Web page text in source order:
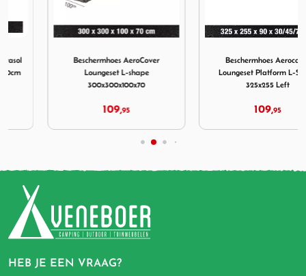
Beschermhoes AeroCover
Loungeset L-shape
300x300x100x70
Beschermhoes Aerocover
Loungeset Platform L-Shape
325x255 Left
HEB JE EEN VRAAG?